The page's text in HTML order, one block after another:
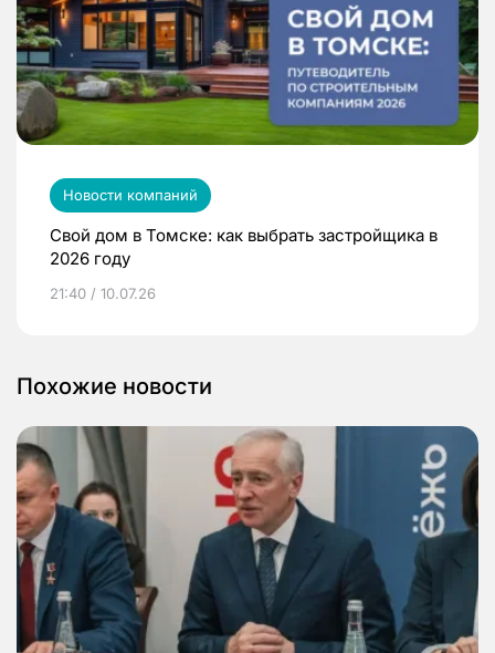
Новости компаний
Свой дом в Томске: как выбрать застройщика в
2026 году
21:40 / 10.07.26
Похожие новости